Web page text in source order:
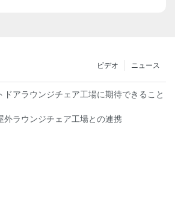
ニュース
ビデオ
ドアラウンジチェア工場に期待できること
外ラウンジチェア工場との連携